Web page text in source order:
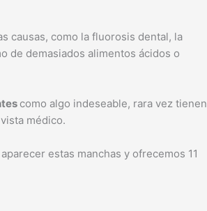
causas, como la fluorosis dental, la
de demasiados alimentos ácidos o
como algo indeseable, rara vez tienen
médico.
estas manchas y ofrecemos 11